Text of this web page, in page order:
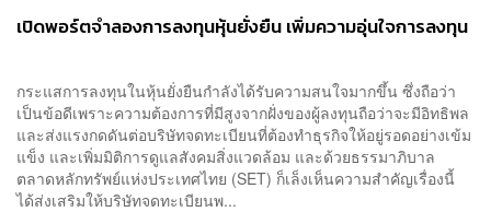
เปิดพอร์ตจำลองการลงทุนหุ้นยั่งยืน เพิ่มความอุ่นใจการลงทุน
กระแสการลงทุนในหุ้นยั่งยืนกำลังได้รับความสนใจมากขึ้น ซึ่งถือว่า
เป็นข้อดีเพราะความต้องการที่มีสูงจากฝั่งของผู้ลงทุนถือว่าจะมีอิทธิพล
และส่งแรงกดดันต่อบริษัทจดทะเบียนที่ต้องทำธุรกิจให้อยู่รอดอย่างเข้ม
แข็ง และเพิ่มมิติการดูแลสังคมสิ่งแวดล้อม และด้วยธรรมาภิบาล
ตลาดหลักทรัพย์แห่งประเทศไทย (SET) ก็เล็งเห็นความสำคัญเรื่องนี้
ได้ส่งเสริมให้บริษัทจดทะเบียนพ...